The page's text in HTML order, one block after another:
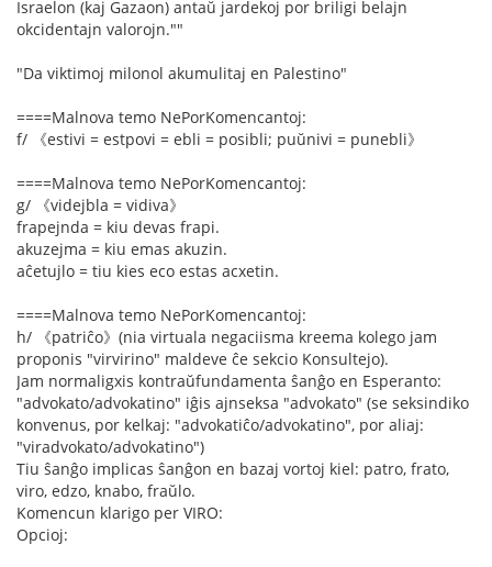
Israelon (kaj Gazaon) antaŭ jardekoj por briligi belajn
okcidentajn valorojn.""
"Da viktimoj milonol akumulitaj en Palestino"
====Malnova temo NePorKomencantoj:
f/ 《estivi = estpovi = ebli = posibli; puŭnivi = punebli》
====Malnova temo NePorKomencantoj:
g/ 《videjbla = vidiva》
frapejnda = kiu devas frapi.
akuzejma = kiu emas akuzin.
aĉetujlo = tiu kies eco estas acxetin.
====Malnova temo NePorKomencantoj:
h/ 《patriĉo》(nia virtuala negaciisma kreema kolego jam
proponis "virvirino" maldeve ĉe sekcio Konsultejo).
Jam normaligxis kontraŭfundamenta ŝanĝo en Esperanto:
"advokato/advokatino" iĝis ajnseksa "advokato" (se seksindiko
konvenus, por kelkaj: "advokatiĉo/advokatino", por aliaj:
"viradvokato/advokatino")
Tiu ŝanĝo implicas ŝanĝon en bazaj vortoj kiel: patro, frato,
viro, edzo, knabo, fraŭlo.
Komencun klarigo per VIRO:
Opcioj: